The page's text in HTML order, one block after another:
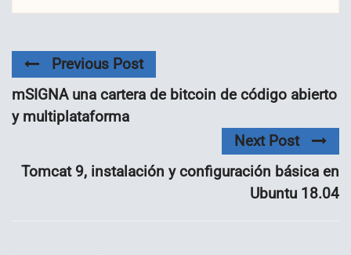
Previous Post
mSIGNA una cartera de bitcoin de código abierto
y multiplataforma
Next Post
Tomcat 9, instalación y configuración básica en
Ubuntu 18.04